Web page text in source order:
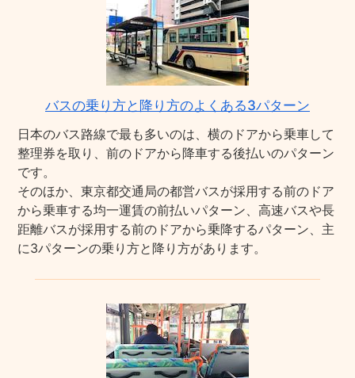
バスの乗り方と降り方のよくある3パターン
日本のバス路線で最も多いのは、横のドアから乗車して
整理券を取り、前のドアから降車する後払いのパターン
です。
そのほか、東京都交通局の都営バスが採用する前のドア
から乗車する均一運賃の前払いパターン、高速バスや長
距離バスが採用する前のドアから乗降するパターン、主
に3パターンの乗り方と降り方があります。